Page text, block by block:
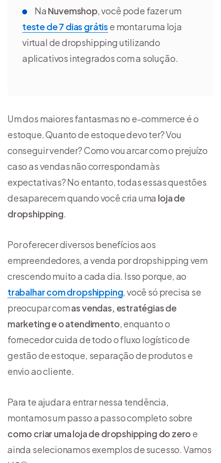
Na Nuvemshop, você pode fazer um
teste de 7 dias grátis e montar uma loja
virtual de dropshipping utilizando
aplicativos integrados com a solução.
Um dos maiores fantasmas no e-commerce é o
estoque. Quanto de estoque devo ter? Vou
conseguir vender? Como vou arcar com o prejuízo
caso as vendas não correspondam às
expectativas? No entanto, todas essas questões
desaparecem quando você cria uma loja de
dropshipping.
Por oferecer diversos benefícios aos
empreendedores, a venda por dropshipping vem
crescendo muito a cada dia. Isso porque, ao
trabalhar com dropshipping, você só precisa se
preocupar comas vendas, estratégias de
marketing e o atendimento, enquanto o
fornecedor cuida de todo o fluxo logístico de
gestão de estoque, separação de produtos e
envio ao cliente.
Para te ajudar a entrar nessa tendência,
montamos um passo a passo completo sobre
como criar uma loja de dropshipping do zero e
ainda selecionamos exemplos de sucesso. Vamos